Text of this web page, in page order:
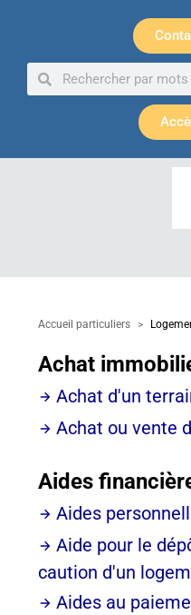
Accueil particuliers >
Achat
Achat d'un
Achat ou vente
Aides
Aides
Aide pour le
caution d'un
Aides au